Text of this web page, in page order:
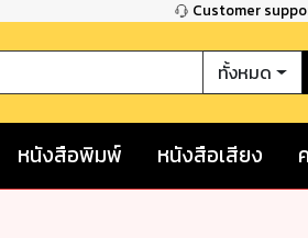
Customer
ทั้งหมด
หนังสือพิมพ์ หนังสือเสียง